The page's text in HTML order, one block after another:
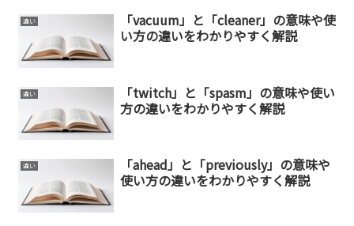
違い
「vacuum」と「cleaner」の意味や使
い方の違いをわかりやすく解説
違い
「twitch」と「spasm」の意味や使い
方の違いをわかりやすく解説
違い
「ahead」と「previously」の意味や
使い方の違いをわかりやすく解説